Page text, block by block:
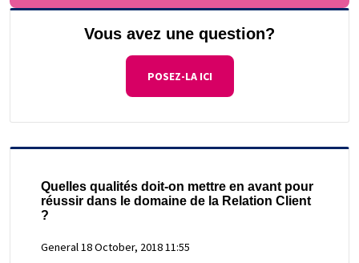
Vous avez une question?
POSEZ-LA ICI
Quelles qualités doit-on mettre en avant pour
réussir dans le domaine de la Relation Client
?
General18 October, 2018 11:55